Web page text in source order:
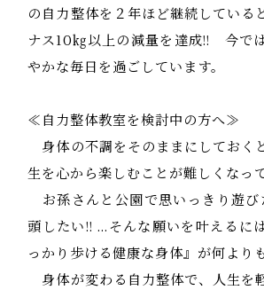
の自力整体を２年ほど継続している
ナス10㎏以上の減量を達成!! 今で
やかな毎日を過ごしています。
≪自力整体教室を検討中の方へ≫
身体の不調をそのままにしておく
生を心から楽しむことが難しくなっ
お孫さんと公園で思いっきり遊
頭したい!! …そんな願いを叶えるに
っかり歩ける健康な身体』が何より
身体が変わる自力整体で、人生を